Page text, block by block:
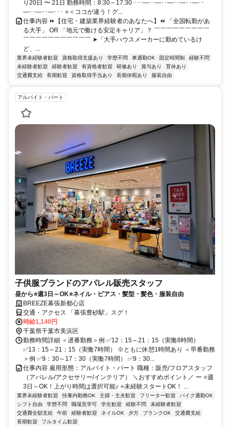
り20日 〜 21日 勤務時間：8:30～17:30 ･･･―･･―･･―･･―･･―･･
―･･―･･―･･･ ⭐＜ココが違う！グ...
仕事内容 ⏩【住宅・建築業界経験者のあなたへ】⏪ 「全国転勤があ
る大手」 OR 「地元で働ける安定キャリア」？ ￣￣￣￣￣￣￣￣￣
￣￣￣￣￣￣￣￣￣￣￣ ➤「大手ハウスメーカーに勤めているけ
ど、...
業界未経験者歓迎 資格取得支援あり 学歴不問 車通勤OK 固定時間制
経験不問
未経験者歓迎
経験者歓迎 有資格者歓迎 研修あり 賞与あり
育休あり
交通費支給
長期歓迎 資格取得手当あり 長期休暇あり 服装自由
アルバイト・パート
子供服ブランドのアパレル販売スタッフ
昼から⭐週3日～OK⭐ネイル・ピアス・髪型・髪色・服装自由
BREEZE幕張新都心店
交通・アクセス 「幕張豊砂駅」スグ！
時給1,140円
千葉県千葉市美浜区
勤務時間詳細 ＜遅番勤務＞例 ✅12：15～21：15（実働8時間）
✅13：15～21：15（実働7時間） ※ともに休憩1時間あり ＜早番勤務
＞例 ✅9：30～17：30（実働7時間） ✅9：30...
仕事内容 雇用形態：アルバイト・パート 職種：販売/フロアスタッフ
（アパレル/アクセサリー/インテリア） ＼おすすめポイント／ ー ⭐週
3日～OK！上がり時間は選択可能♪ ⭐未経験スタートOK！ ...
業界未経験者歓迎 扶養内勤務OK 主婦・主夫歓迎 フリーター歓迎
バイク通勤OK
シフト自由
学歴不問 職場見学可 学生歓迎 経験不問
未経験者歓迎
交通費全額支給
午前 経験者歓迎 ネイルOK 夕方 ブランクOK
交通費支給
長期歓迎
フルタイム歓迎